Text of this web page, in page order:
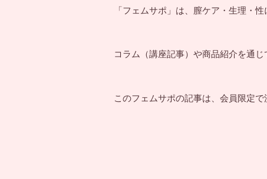
「フェムサポ」は、膣ケア・生理・
コラム（講座記事）や商品紹介を通
このフェムサポの記事は、会員限定